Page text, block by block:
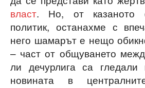
власт. Но, от казаното
политик, останахме с
него шамарът е нещо
– част от общуването
ли дечурлига са
новината в